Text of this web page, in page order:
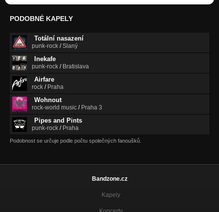
Druhá šance
NEZAPOMÍNÁM
Druhá šance
PODOBNÉ KAPELY
Totální nasazení
punk-rock /Slaný
Inekafe
punk-rock / Bratislava
Airfare
rock / Praha
Wohnout
rock-world music / Praha 3
Pipes and Pints
punk-rock / Praha
Podobnost se určuje podle počtu společných fanoušků.
Bandzone.cz
Kapely